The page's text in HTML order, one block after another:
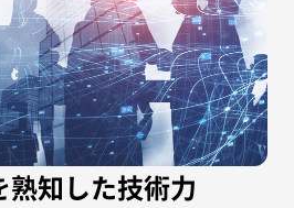
知した技術力